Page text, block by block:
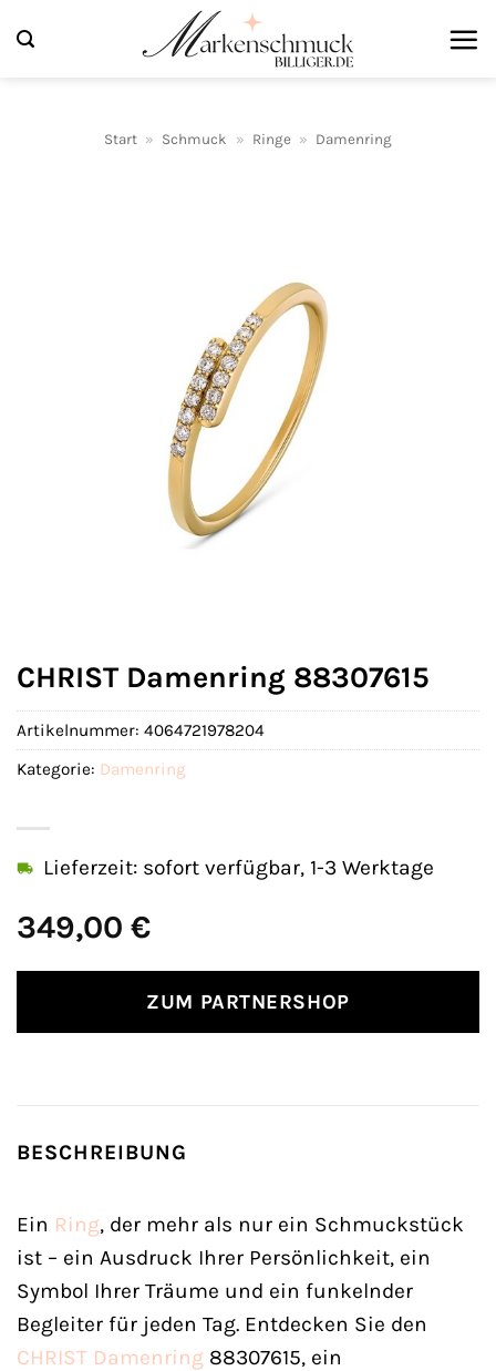
Inhalt
Start » Schmuck » Ringe » Damenring
CHRIST Damenring 88307615
349,00 €
Lieferzeit: sofort verfügbar, 1-3 Werktage
ZUM PARTNERSHOP
Artikelnummer: 4064721978204
Kategorie: Damenring
BESCHREIBUNG
Ein Ring, der mehr als nur ein Schmuckstück
ist – ein Ausdruck Ihrer Persönlichkeit, ein
Symbol Ihrer Träume und ein funkelnder
Begleiter für jeden Tag. Entdecken Sie den
CHRIST Damenring 88307615, ein